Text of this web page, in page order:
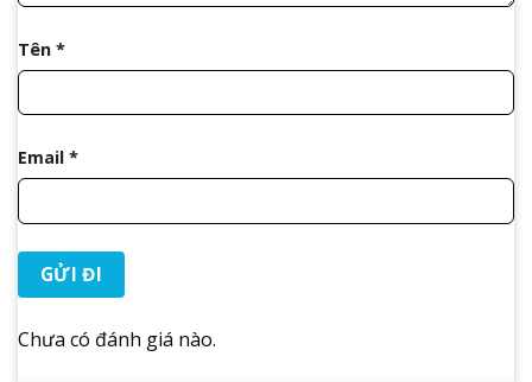
Tên *
Email *
Chưa có đánh giá nào.